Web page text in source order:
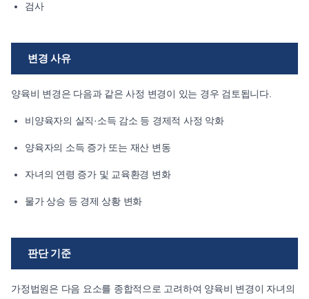
검사
변경 사유
양육비 변경은 다음과 같은 사정 변경이 있는 경우 검토됩니다.
비양육자의 실직·소득 감소 등 경제적 사정 악화
양육자의 소득 증가 또는 재산 변동
자녀의 연령 증가 및 교육환경 변화
물가 상승 등 경제 상황 변화
판단 기준
가정법원은 다음 요소를 종합적으로 고려하여 양육비 변경이 자녀의